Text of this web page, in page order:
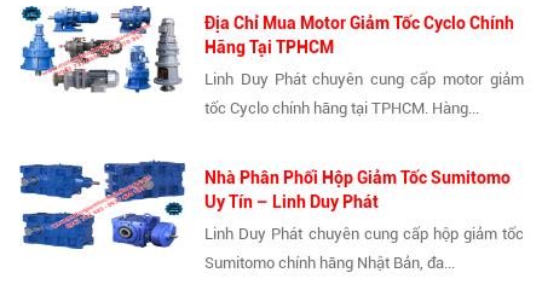
Địa Chỉ Mua Motor Giảm Tốc Cyclo Chính
Hãng Tại TPHCM
Linh Duy Phát chuyên cung cấp motor giảm
tốc Cyclo chính hãng tại TPHCM. Hàng...
Nhà Phân Phối Hộp Giảm Tốc Sumitomo
Uy Tín – Linh Duy Phát
Linh Duy Phát chuyên cung cấp hộp giảm tốc
Sumitomo chính hãng Nhật Bản, đa...